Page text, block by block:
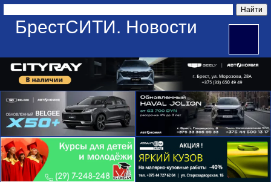
БрестСИТИ. Новости